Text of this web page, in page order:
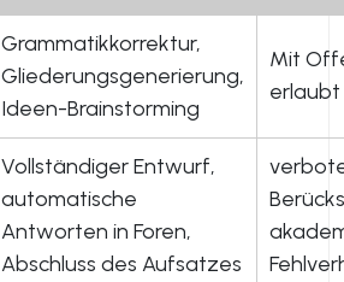
Grammatikkorrektur,
Gliederungsgenerierung,
Ideen-Brainstorming
Mit
erlaubt
Vollständiger Entwurf,
automatische
Antworten in Foren,
Abschluss des Aufsatzes